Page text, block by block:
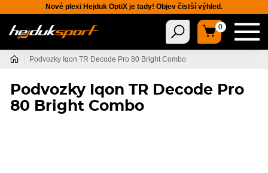
Nové plexi Hejduk OptiX je tady! Objev čistší výhled.
0
Podvozky Iqon TR Decode Pro 80 Bright Combo
Podvozky Iqon TR Decode Pro
80 Bright Combo